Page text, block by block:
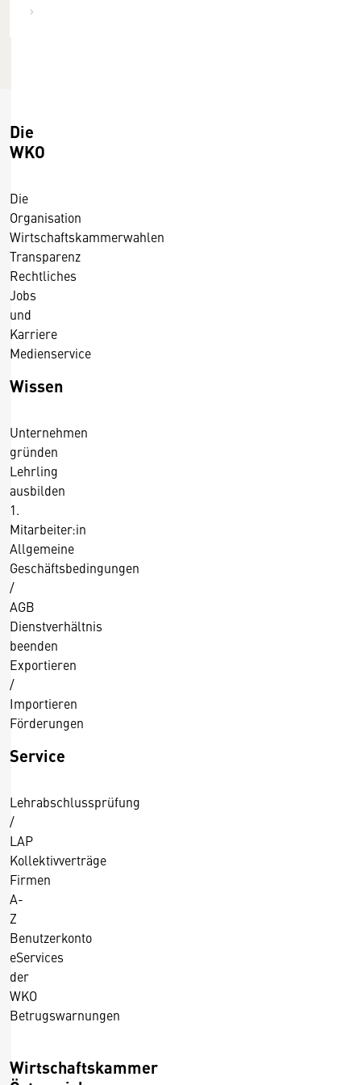
1
2
Die
WKO
Die
Organisation
Wirtschaftskammerwahlen
Transparenz
Rechtliches
Jobs
und
Karriere
Medienservice
Wissen
Unternehmen
gründen
Lehrling
ausbilden
1.
Mitarbeiter:in
Allgemeine
Geschäftsbedingungen
/
AGB
Dienstverhältnis
beenden
Exportieren
/
Importieren
Förderungen
Service
Lehrabschlussprüfung
/
LAP
Kollektivverträge
Firmen
A-
Z
Benutzerkonto
eServices
der
WKO
Betrugswarnungen
Wirtschaftskammer